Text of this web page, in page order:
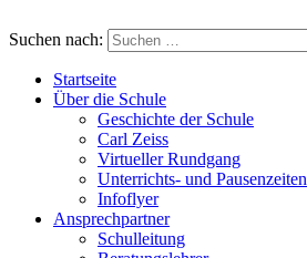
Suchen nach:
Startseite
Über die Schule
Geschichte der Schule
Carl Zeiss
Virtueller Rundgang
Unterrichts- und Pausenzeiten
Infoflyer
Ansprechpartner
Schulleitung